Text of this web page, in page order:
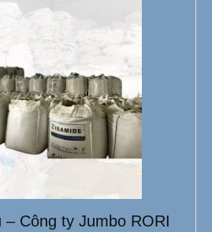
– Công ty Jumbo RORI